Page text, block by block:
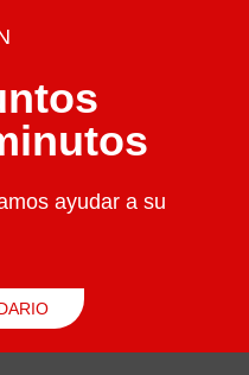
ayudar a su